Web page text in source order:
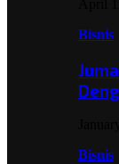
Bisnis
Bisnis